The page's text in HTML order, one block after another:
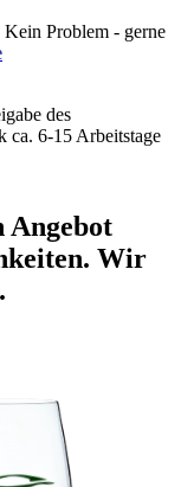
Problem - gerne
des
ca. 6-15 Arbeitstage
Angebot
Wir